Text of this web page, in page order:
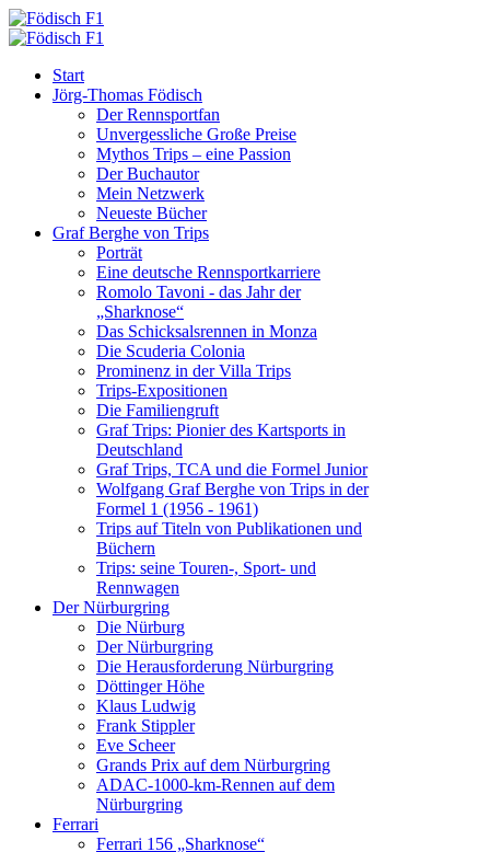
Start
Jörg-Thomas Födisch
Der Rennsportfan
Unvergessliche Große Preise
Mythos Trips – eine Passion
Der Buchautor
Mein Netzwerk
Neueste Bücher
Graf Berghe von Trips
Porträt
Eine deutsche Rennsportkarriere
Romolo Tavoni - das Jahr der
„Sharknose“
Das Schicksalsrennen in Monza
Die Scuderia Colonia
Prominenz in der Villa Trips
Trips-Expositionen
Die Familiengruft
Graf Trips: Pionier des Kartsports in
Deutschland
Graf Trips, TCA und die Formel Junior
Wolfgang Graf Berghe von Trips in der
Formel 1 (1956 - 1961)
Trips auf Titeln von Publikationen und
Büchern
Trips: seine Touren-, Sport- und
Rennwagen
Der Nürburgring
Die Nürburg
Der Nürburgring
Die Herausforderung Nürburgring
Döttinger Höhe
Klaus Ludwig
Frank Stippler
Eve Scheer
Grands Prix auf dem Nürburgring
ADAC-1000-km-Rennen auf dem
Nürburgring
Ferrari
Ferrari 156 „Sharknose“